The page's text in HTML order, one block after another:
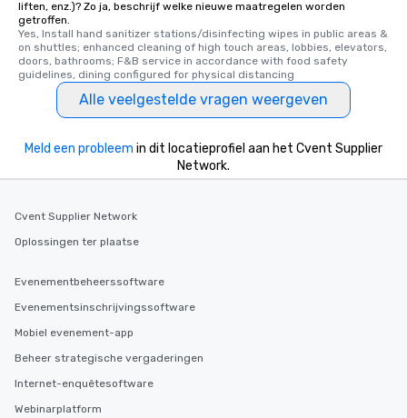
liften, enz.)? Zo ja, beschrijf welke nieuwe maatregelen worden
getroffen.
Yes, Install hand sanitizer stations/disinfecting wipes in public areas &
on shuttles; enhanced cleaning of high touch areas, lobbies, elevators,
doors, bathrooms; F&B service in accordance with food safety
guidelines, dining configured for physical distancing
Alle veelgestelde vragen weergeven
Meld een probleem in dit locatieprofiel aan het Cvent Supplier
Network.
Cvent Supplier Network
Oplossingen ter plaatse
Evenementbeheerssoftware
Evenementsinschrijvingssoftware
Mobiel evenement-app
Beheer strategische vergaderingen
Internet-enquêtesoftware
Webinarplatform